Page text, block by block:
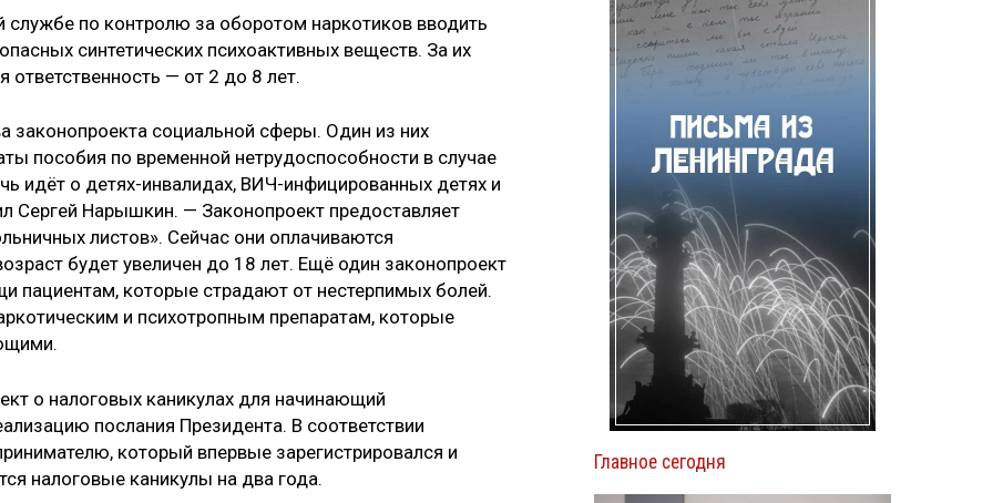
по контролю за оборотом наркотиков вводить
синтетических психоактивных веществ. За их
ответственность — от 2 до 8 лет.
законопроекта социальной сферы. Один из них
пособия по временной нетрудоспособности в случае
идёт о детях-инвалидах, ВИЧ-инфицированных детях и
Сергей Нарышкин. — Законопроект предоставляет
листов». Сейчас они оплачиваются
будет увеличен до 18 лет. Ещё один законопроект
пациентам, которые страдают от нестерпимых болей.
и психотропным препаратам, которые
о налоговых каникулах для начинающий
послания Президента. В соответствии
который впервые зарегистрировался и
налоговые каникулы на два года.
Главное сегодня